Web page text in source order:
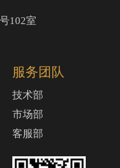
102室
服务团队
技术部
市场部
客服部